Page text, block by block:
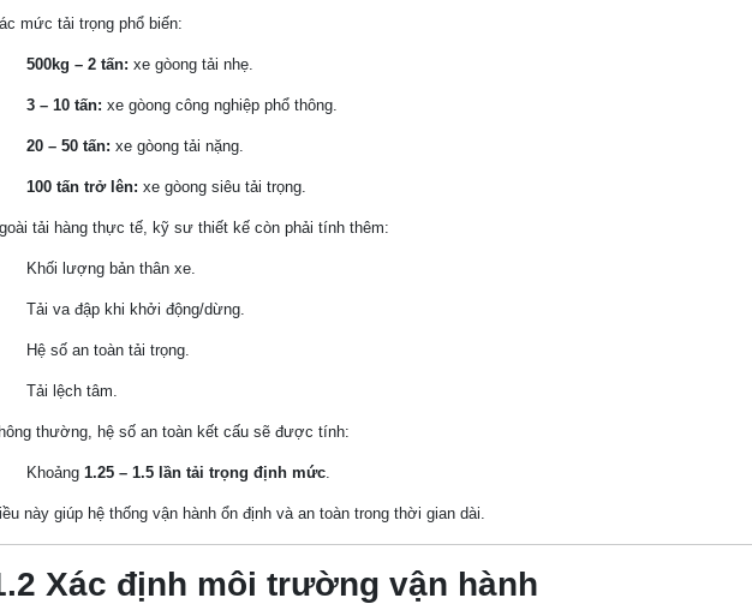
mức tải trọng phổ biến:
500kg – 2 tấn: xe gòong tải nhẹ.
3 – 10 tấn: xe gòong công nghiệp phổ thông.
20 – 50 tấn: xe gòong tải nặng.
100 tấn trở lên: xe gòong siêu tải trọng.
tải hàng thực tế, kỹ sư thiết kế còn phải tính thêm:
Khối lượng bản thân xe.
Tải va đập khi khởi động/dừng.
Hệ số an toàn tải trọng.
Tải lệch tâm.
thường, hệ số an toàn kết cấu sẽ được tính:
Khoảng 1.25 – 1.5 lần tải trọng định mức.
này giúp hệ thống vận hành ổn định và an toàn trong thời gian dài.
Xác định môi trường vận hành